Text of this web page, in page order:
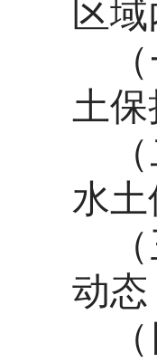
区
土
水土
动